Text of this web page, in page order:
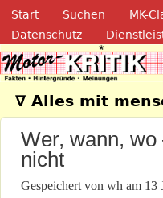
Direkt zum
Navigation
Start Suchen MK-
Datenschutz
Motor-
∇ Alles mit
Wer, wann,
nicht
Gespeichert von wh am 13